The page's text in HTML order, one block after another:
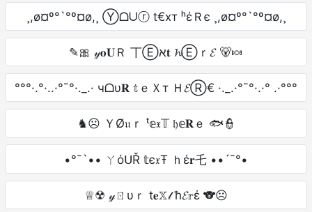
¸,ø¤º°`°º¤ø,¸ Ⓨᗝᑌⓡ t€xт ʰέＲє ¸,ø¤º°`°º¤ø,¸
✎🎀 𝓎𝐨𝐔Ｒ 丅Ⓔא𝐭 𝓱Ⓔｒ𝓔 🐻🍬
°°°·.°·..·°¯°·._.· чᗝυ𝐑 𝕥ｅＸт Ｈ𝓔Ⓡ€ ·._.·°¯°·.·° .·°°°
♞☹ ＹØ𝔲ｒ ᵗ𝕖𝔵𝕋 𝔥𝕖𝐑ｅ 🐟👮
•°¯`•• ㄚόᑌŘ 𝕥є𝔵Ŧ ｈέ𝐫乇 ••´¯°•
♕☢ 𝓎ㄖυｒ t𝐞𝕏𝓉 ħ𝓔𝕣έ 🐨☹